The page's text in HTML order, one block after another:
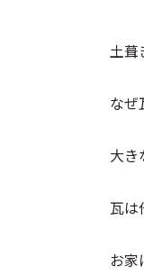
土葺
なぜ
大き
瓦は
お家